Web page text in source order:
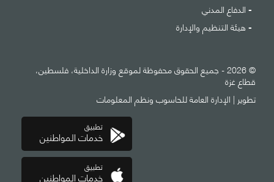
الدفاع المدني
هيئة التنظيم والإدارة
© 2026 - جميع الحقوق محفوظة لموقع وزارة الداخلية، فلسطين،
قطاع غزة
تطوير | الإدارة العامة للحاسوب ونظم المعلومات
تطبيق
خدمات المواطنين
تطبيق
خدمات المواطنين